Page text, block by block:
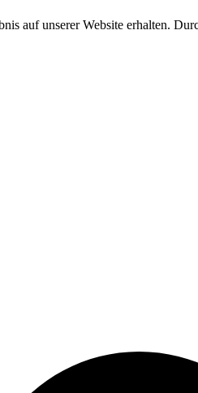
auf unserer Website erhalten.